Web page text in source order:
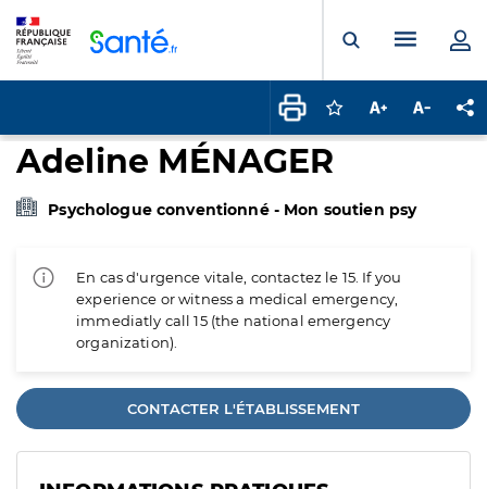
Ouvrir laMenu
Connectez-vous
Augmenter la
Adeline MÉNAGER
Psychologue conventionné - Mon soutien psy
En cas d'urgence vitale, contactez le 15. If you
experience or witness a medical emergency,
immediatly call 15 (the national emergency
organization).
CONTACTER L'ÉTABLISSEMENT